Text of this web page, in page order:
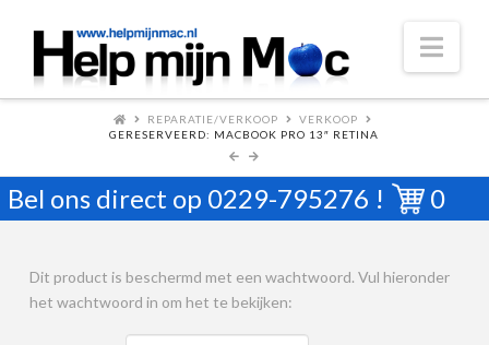
REPARATIE/VERKOOP
VERKOOP
GERESERVEERD: MACBOOK PRO 13″ RETINA
Bel ons direct op 0229-795276 ! 0
Dit product is beschermd met een wachtwoord. Vul hieronder
het wachtwoord in om het te bekijken: